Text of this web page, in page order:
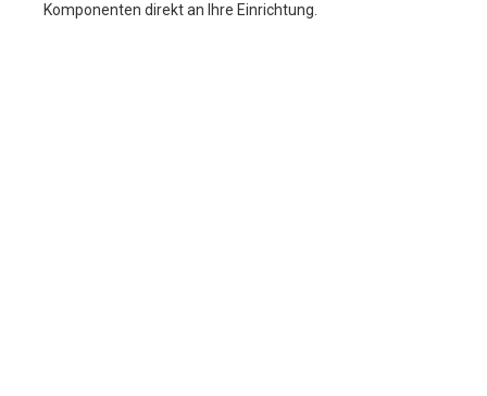
Komponenten direkt an Ihre Einrichtung.